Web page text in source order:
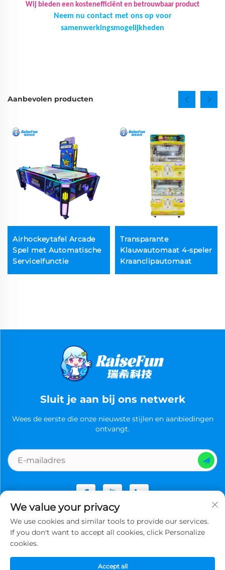
Wij bieden een kostenefficiënt en betrouwbaar product
Neem nu contact met ons op voor
samenwerkingsmogelijkheden
Aanbevolen producten
Airhockeytafel Arcade
Spel met Automatische
Servicelfunctie
Transparante
Klauwautomaat 4-speler
Kraanclipautomaat
Sluit je aan bij ons netwerk
Wees de eerste die onze nieuwste stijlen en aanbiedingen
ontvangt.
Copyright © Guangzhou Ruixi Technology Co., Ltd.now All
We value your privacy
We use cookies and similar tools to provide our services.
If you don't want to accept all cookies, click Personalize
cookies.
Accept all